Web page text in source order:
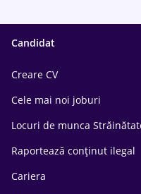
Candidat
Creare CV
Cele mai noi joburi
Locuri de munca
Raportează conținut ilegal
Cariera